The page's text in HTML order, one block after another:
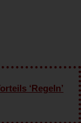
‘Regeln’